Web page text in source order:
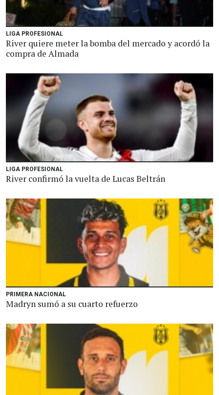
LIGA PROFESIONAL
River quiere meter la bomba del mercado y acordó la
compra de Almada
LIGA PROFESIONAL
River confirmó la vuelta de Lucas Beltrán
PRIMERA NACIONAL
Madryn sumó a su cuarto refuerzo